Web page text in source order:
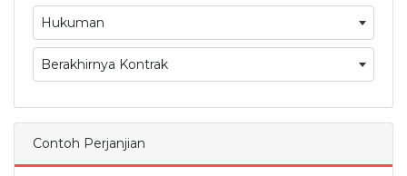
Hukuman
Berakhirnya Kontrak
Contoh Perjanjian